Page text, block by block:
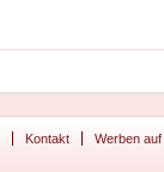
Kontakt Werben